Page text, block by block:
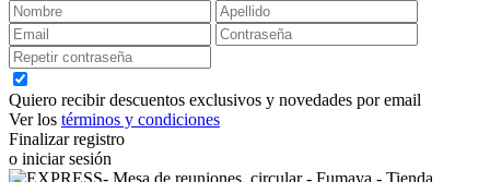
Quiero recibir descuentos exclusivos y novedades por email
Ver los términos y condiciones
Finalizar registro
o iniciar sesión